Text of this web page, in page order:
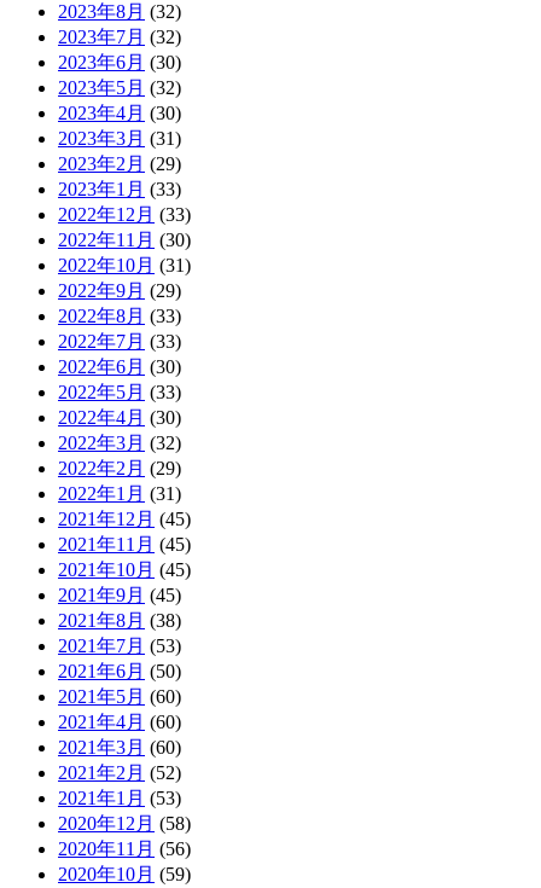
2023年8月 (32)
2023年7月 (32)
2023年6月 (30)
2023年5月 (32)
2023年4月 (30)
2023年3月 (31)
2023年2月 (29)
2023年1月 (33)
2022年12月 (33)
2022年11月 (30)
2022年10月 (31)
2022年9月 (29)
2022年8月 (33)
2022年7月 (33)
2022年6月 (30)
2022年5月 (33)
2022年4月 (30)
2022年3月 (32)
2022年2月 (29)
2022年1月 (31)
2021年12月 (45)
2021年11月 (45)
2021年10月 (45)
2021年9月 (45)
2021年8月 (38)
2021年7月 (53)
2021年6月 (50)
2021年5月 (60)
2021年4月 (60)
2021年3月 (60)
2021年2月 (52)
2021年1月 (53)
2020年12月 (58)
2020年11月 (56)
2020年10月 (59)